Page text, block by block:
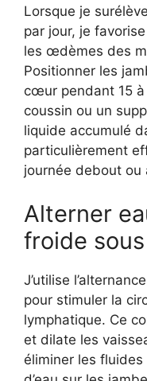
Lorsque je
par jour, je
les œdèmes des
Positionner les
cœur pendant 15
coussin ou un
liquide accumulé
particulièrement
journée debout ou
Alterner
froide
J’utilise
pour stimuler la
lymphatique. Ce
et dilate les
éliminer les